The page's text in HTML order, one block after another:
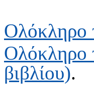
Ολόκληρο
Ολόκληρο
βιβλίου).